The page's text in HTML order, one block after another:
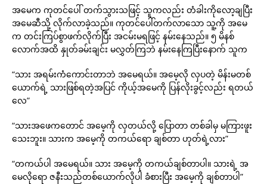
အမေက ကုတင်ပေါ် တက်သွားသဖြင့် သူကလည်း တံခါးကိုလော့ချပြီး
အမေဆီသို့ လိုက်လာခဲ့သည်။ ကုတင်ပေါ်တက်လာသော သူ့ကို အမေ
က တင်းကြပ်စွာဖက်လိုက်ပြီး အငမ်းမရဖြင့် နမ်းနေသည်။ ၅ မိနစ်
လောက်အထိ နှုတ်ခမ်းချင်း မလွှတ်ကြဘဲ နမ်းနေကြပြီးနောက် သူက
“သား အရမ်းကံကောင်းတာဘဲ အမေရယ်။ အမေ့လို လှပတဲ့ မိန်းမတစ်
ယောက်ရဲ့ သားဖြစ်ရတဲ့အပြင် ကိုယ့်အမေကို ပြန်လိုးခွင့်လည်း ရတယ်
လေ”
“သားအဖေကတောင် အမေ့ကို လှတယ်လို့ ပြောတာ တစ်ခါမှ မကြားဖူး
သေးဘူး။ သားက အမေ့ကို တကယ်ရော ချစ်တာ ဟုတ်ရဲ့လား”
“တကယ်ပါ အမေရယ်။ သား အမေ့ကို တကယ်ချစ်တာပါ။ သားရဲ့ အ
မေလိုရော ဇနီးသည်တစ်ယောက်လိုပါ ခံစားပြီး အမေ့ကို ချစ်တာပါ”